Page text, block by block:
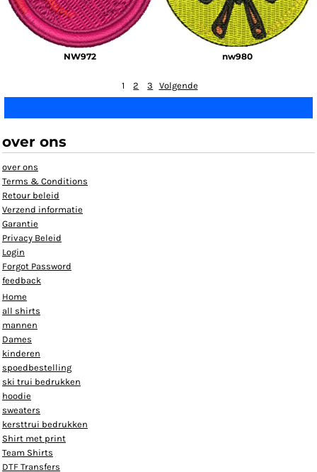
NW972 nw980
1 2 3 Volgende
over ons
over ons
Terms & Conditions
Retour beleid
Verzend informatie
Garantie
Privacy Beleid
Login
Forgot Password
feedback
Home
all shirts
mannen
Dames
kinderen
spoedbestelling
ski trui bedrukken
hoodie
sweaters
kersttrui bedrukken
Shirt met print
Team Shirts
DTF Transfers